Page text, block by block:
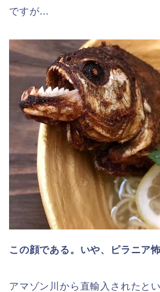
ですが…
この顔である。いや、ピラニア
アマゾン川から直輸入されたと